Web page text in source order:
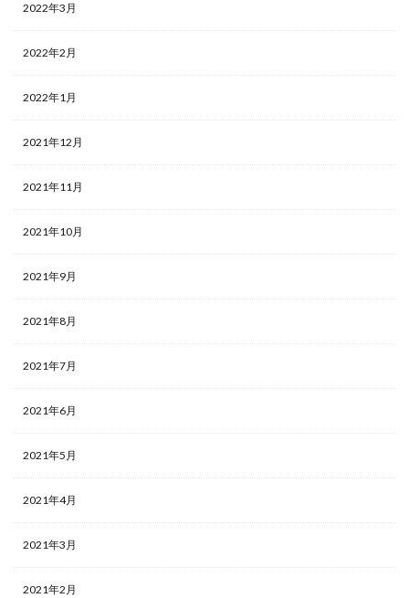
2022年3月
2022年2月
2022年1月
2021年12月
2021年11月
2021年10月
2021年9月
2021年8月
2021年7月
2021年6月
2021年5月
2021年4月
2021年3月
2021年2月